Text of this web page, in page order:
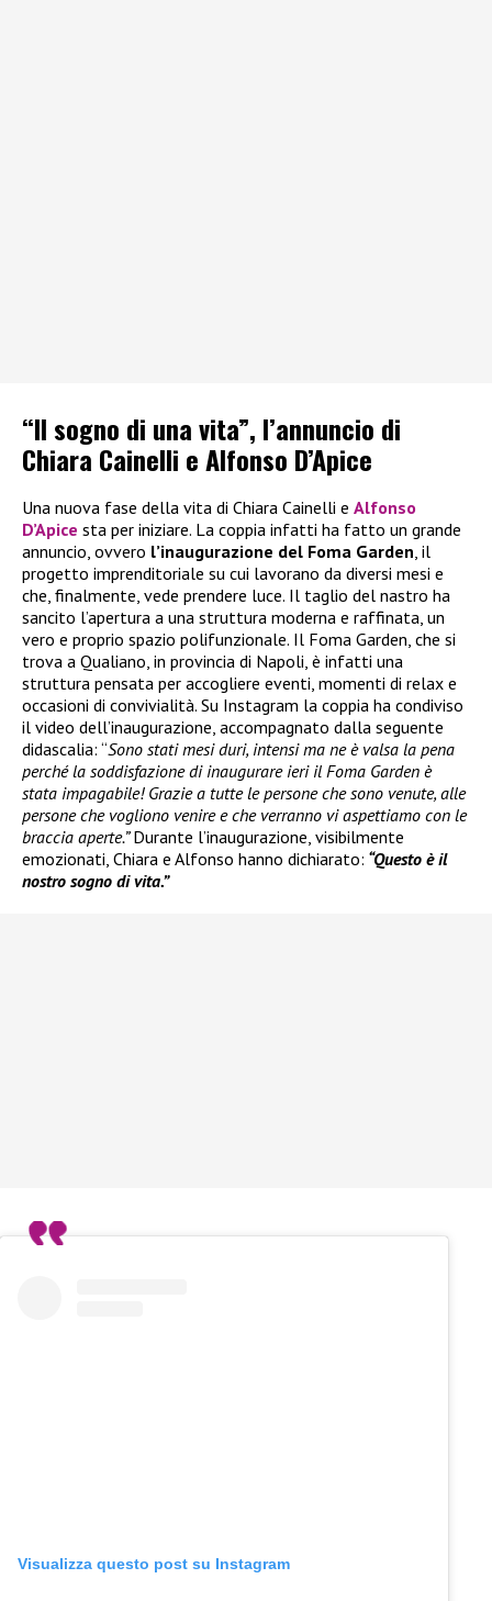
“Il sogno di una vita”, l’annuncio di
Chiara Cainelli e Alfonso D’Apice
Una nuova fase della vita di Chiara Cainelli e Alfonso
D’Apice sta per iniziare. La coppia infatti ha fatto un grande
annuncio, ovvero l’inaugurazione del Foma Garden , il
progetto imprenditoriale su cui lavorano da diversi mesi e
che, finalmente, vede prendere luce. Il taglio del nastro ha
sancito l’apertura a una struttura moderna e raffinata, un
vero e proprio spazio polifunzionale. Il Foma Garden, che si
trova a Qualiano, in provincia di Napoli, è infatti una
struttura pensata per accogliere eventi, momenti di relax e
occasioni di convivialità. Su Instagram la coppia ha condiviso
il video dell’inaugurazione, accompagnato dalla seguente
didascalia: “Sono stati mesi duri, intensi ma ne è valsa la pena
perché la soddisfazione di inaugurare ieri il Foma Garden è
stata impagabile! Grazie a tutte le persone che sono venute, alle
persone che vogliono venire e che verranno vi aspettiamo con le
braccia aperte.”Durante l’inaugurazione, visibilmente
emozionati, Chiara e Alfonso hanno dichiarato: “Questo è il
nostro sogno di vita.”
Visualizza questo post su Instagram